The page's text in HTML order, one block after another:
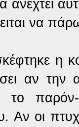
ανεχτεί
να
η
αν την
το
Αν οι